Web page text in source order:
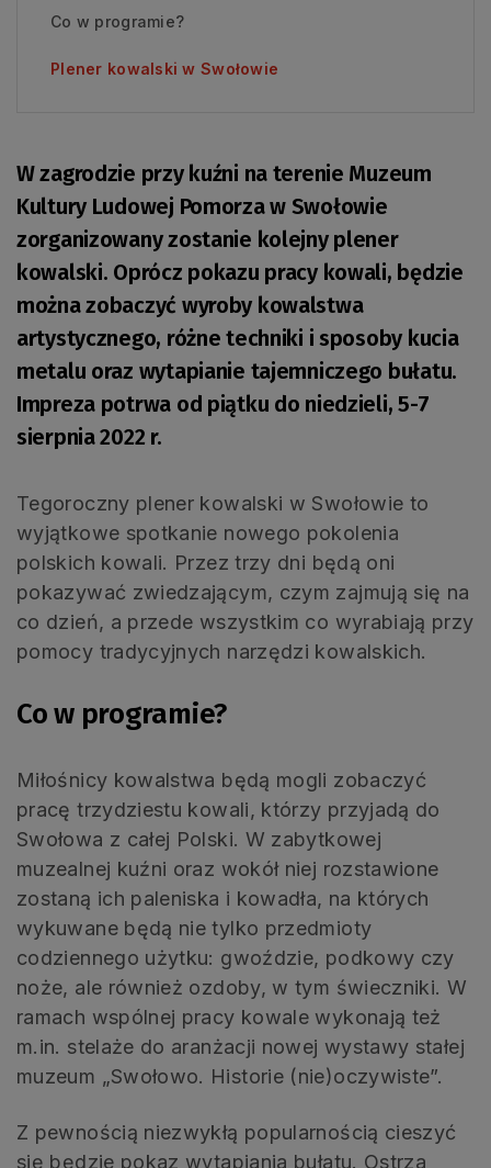
Co w programie?
Plener kowalski w Swołowie
W zagrodzie przy kuźni na terenie Muzeum
Kultury Ludowej Pomorza w Swołowie
zorganizowany zostanie kolejny plener
kowalski. Oprócz pokazu pracy kowali, będzie
można zobaczyć wyroby kowalstwa
artystycznego, różne techniki i sposoby kucia
metalu oraz wytapianie tajemniczego bułatu.
Impreza potrwa od piątku do niedzieli, 5-7
sierpnia 2022 r.
Tegoroczny plener kowalski w Swołowie to
wyjątkowe spotkanie nowego pokolenia
polskich kowali. Przez trzy dni będą oni
pokazywać zwiedzającym, czym zajmują się na
co dzień, a przede wszystkim co wyrabiają przy
pomocy tradycyjnych narzędzi kowalskich.
Co w programie?
Miłośnicy kowalstwa będą mogli zobaczyć
pracę trzydziestu kowali, którzy przyjadą do
Swołowa z całej Polski. W zabytkowej
muzealnej kuźni oraz wokół niej rozstawione
zostaną ich paleniska i kowadła, na których
wykuwane będą nie tylko przedmioty
codziennego użytku: gwoździe, podkowy czy
noże, ale również ozdoby, w tym świeczniki. W
ramach wspólnej pracy kowale wykonają też
m.in. stelaże do aranżacji nowej wystawy stałej
muzeum „Swołowo. Historie (nie)oczywiste”.
Z pewnością niezwykłą popularnością cieszyć
się będzie pokaz wytapiania bułatu. Ostrza